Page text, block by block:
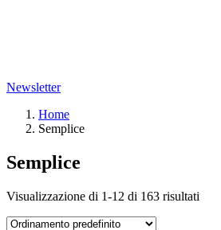
Newsletter
Home
Semplice
Semplice
Visualizzazione di 1-12 di 163 risultati